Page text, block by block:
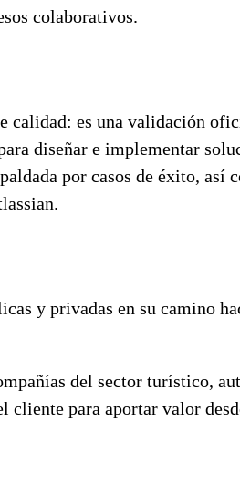
colaborativos.
es una validación
diseñar e implementar
por casos de éxito, así
y privadas en su camino
del sector turístico,
cliente para aportar valor